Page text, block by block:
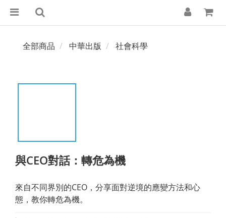
全部商品 中華出版 社會科學
與CEO對話：轉危為機
來自不同界別的CEO，分享面對逆境的應變方法和心
態，教你轉危為機。